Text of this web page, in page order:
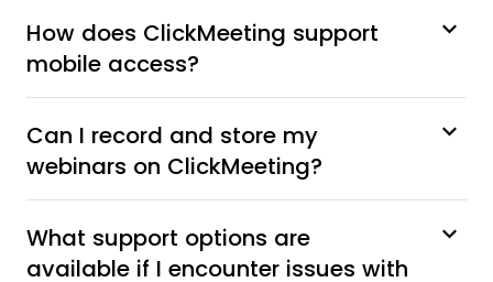
How does ClickMeeting support
mobile access?
Can I record and store my
webinars on ClickMeeting?
What support options are
available if I encounter issues with